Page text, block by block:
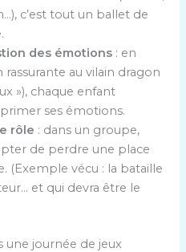
c’est tout un ballet de
des émotions : en
au vilain dragon
»), chaque enfant
ses émotions.
rôle : dans un groupe,
de perdre une place
(Exemple vécu : la bataille
et qui devra être le
une journée de jeux